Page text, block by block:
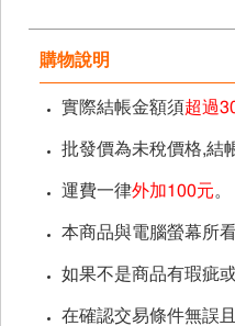
購物說明
實際結帳金額須超過
批發價為未稅價格,結
運費一律外加100元。
本商品與電腦螢幕所
如果不是商品有瑕疵
在確認交易條件無誤